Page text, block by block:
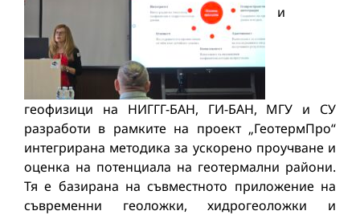
и
геофизици на НИГГГ-БАН, ГИ-БАН, МГУ и СУ
разработи в рамките на проект „ГеотермПро“
интегрирана методика за ускорено проучване и
оценка на потенциала на геотермални райони.
Тя е базирана на съвместното приложение на
съвременни геоложки, хидрогеоложки и